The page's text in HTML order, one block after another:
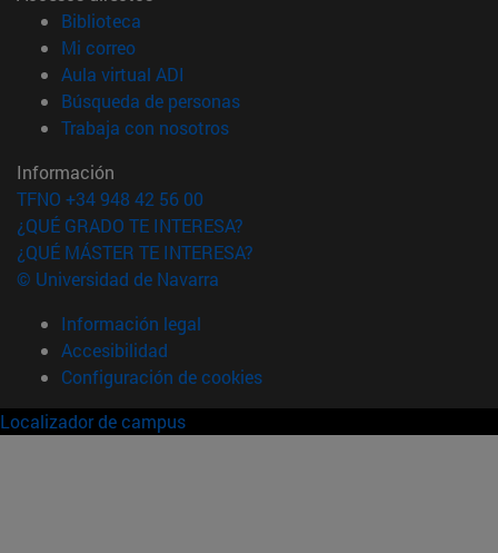
Biblioteca
Mi correo(abre en nueva ventana)
Aula virtual ADI
Búsqueda de personas(abre en nueva ventana)
Trabaja con nosotros(abre en nueva ventana)
Información
TFNO +34 948 42 56 00
¿QUÉ GRADO TE INTERESA?
¿QUÉ MÁSTER TE INTERESA?
© Universidad de Navarra
Información legal
Accesibilidad
Configuración de cookies
Localizador de campus